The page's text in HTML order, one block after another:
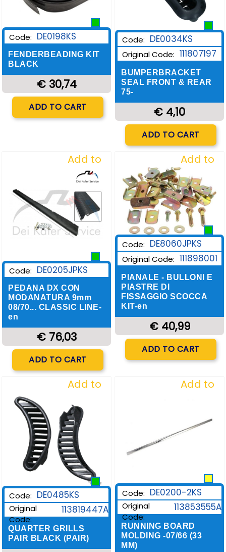
Code: DE0198KS
FENDERBEADING KIT
BLACK
€ 30,74
ADD TO CART
Code: DE0034KS
Original Code: 111807197
BUMPERBRACKET
SEAL FRONT & REAR
75-
€ 4,10
ADD TO CART
Add to
Wishlist
Code: DE0205JPKS
PEDANA DX CON
MODANATURA 9mm
08/70... CLASSIC LINE-
en
€ 76,03
ADD TO CART
Add to
Wishlist
Code: DE8060JPKS
Original Code: 111898001
PIANALE - BULLONI E
PIASTRE DI
FISSAGGIO SCOCCA
KIT-en
€ 40,99
ADD TO CART
Add to
Code: DE0485KS
Original
Code:
113819447A
QUARTER GRILLS
PAIR BLACK (PAIR)
Add to
Code: DE0200-2KS
Original
Code:
113853555A
RUNNING BOARD
MOLDING -07/66 (33
MM)